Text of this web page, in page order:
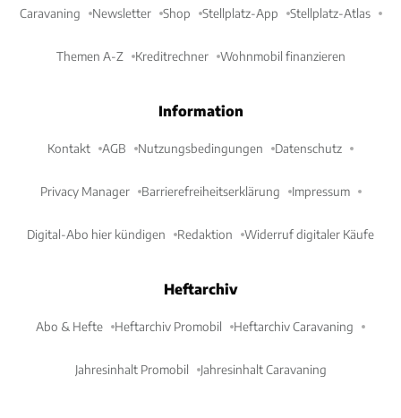
Caravaning Newsletter Shop Stellplatz-App Stellplatz-Atlas
Themen A-Z Kreditrechner Wohnmobil finanzieren
Information
Kontakt AGB Nutzungsbedingungen Datenschutz
Privacy Manager Barrierefreiheitserklärung Impressum
Digital-Abo hier kündigen Redaktion Widerruf digitaler Käufe
Heftarchiv
Abo & Hefte Heftarchiv Promobil Heftarchiv Caravaning
Jahresinhalt Promobil Jahresinhalt Caravaning